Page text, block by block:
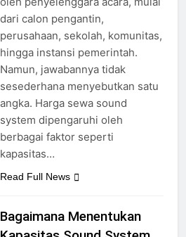
oleh penyelenggara acara, mulai
dari calon pengantin,
perusahaan, sekolah, komunitas,
hingga instansi pemerintah.
Namun, jawabannya tidak
sesederhana menyebutkan satu
angka. Harga sewa sound
system dipengaruhi oleh
berbagai faktor seperti
Bagaimana Menentukan